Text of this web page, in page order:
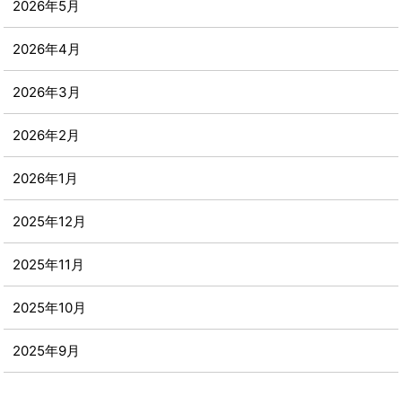
2026年5月
2026年4月
2026年3月
2026年2月
2026年1月
2025年12月
2025年11月
2025年10月
2025年9月